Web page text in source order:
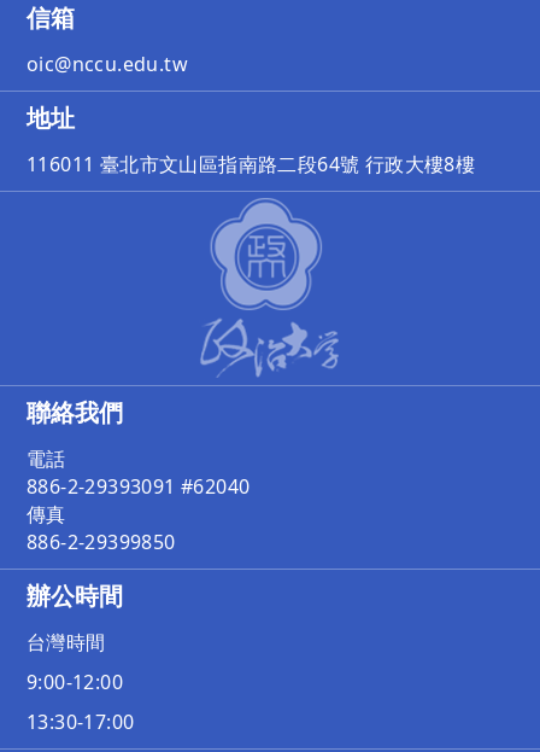
信箱
oic@nccu.edu.tw
地址
116011 臺北市文山區指南路二段64號 行政大樓8樓
聯絡我們
電話
886-2-29393091 #62040
傳真
886-2-29399850
辦公時間
台灣時間
9:00-12:00
13:30-17:00